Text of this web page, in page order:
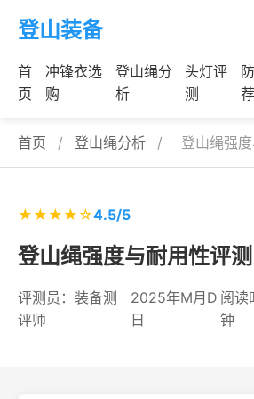
登山装备
首
页
冲锋衣选
购
登山绳分
析
头灯评
测
荐
首页 / 登山绳分析 / 登山绳强
★★★★☆4.5/5
登山绳强度与耐用性评测
评测员：装备测
评师
2025年M月D
日
阅读
钟